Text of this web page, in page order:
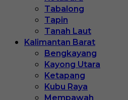
Tabalong
Tapin
Tanah Laut
Kalimantan Barat
Bengkayang
Kayong Utara
Ketapang
Kubu Raya
Mempawah